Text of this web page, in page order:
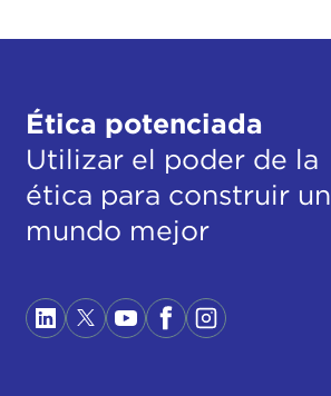
Ética potenciada
Utilizar el poder de la
ética para construir un
mundo mejor